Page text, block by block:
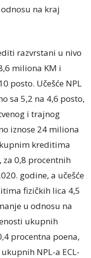
na kraj
razvrstani u nivo
miliona KM i
posto. Učešće NPL
sa 5,2 na 4,6 posto,
i trajnog
iznose 24 miliona
kreditima
za 0,8 procentnih
godine, a učešće
fizičkih lica 4,5
u odnosu na
ukupnih
procentna poena,
NPL-a ECL-